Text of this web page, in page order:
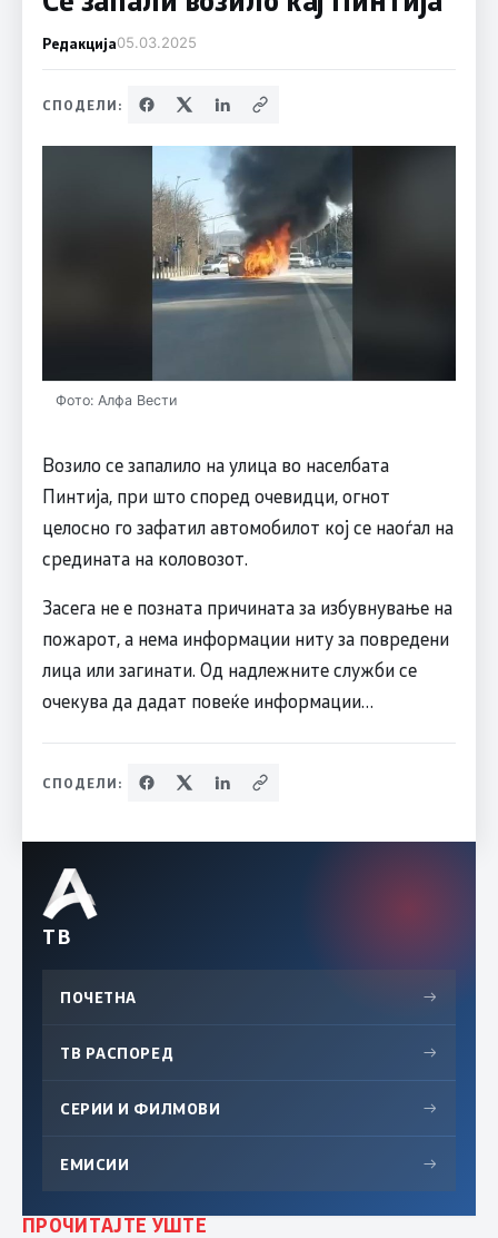
Редакција05.03.2025
СПОДЕЛИ:
Фото: Алфа Вести
Возило се запалило на улица во населбата
Пинтија, при што според очевидци, огнот
целосно го зафатил автомобилот кој се наоѓал на
средината на коловозот.
Засега не е позната причината за избувнување на
пожарот, а нема информации ниту за повредени
лица или загинати. Од надлежните служби се
очекува да дадат повеќе информации…
СПОДЕЛИ:
ТВ
ПОЧЕТНА →
ТВ РАСПОРЕД →
СЕРИИ И ФИЛМОВИ →
ЕМИСИИ →
ПРОЧИТАЈТЕ УШТЕ